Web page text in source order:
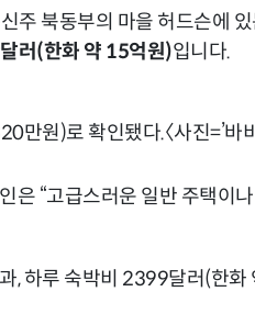
주 북동부의 마을 허드슨에
러(한화 약 15억원)입니다.
원)로 확인됐다.〈사진=’바
은 “고급스러운 일반 주택이
, 하루 숙박비 2399달러(한